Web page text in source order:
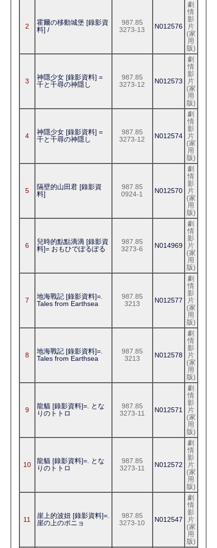
2
霍爾の移動城堡 [錄影資
料] /
987.85
3273-13
N012576
劇
情
影
片
(家
用
版)
3
神隱少女 [錄影資料] =
千と千尋の神隱し
987.85
3273-12
N012573
劇
情
影
片
(家
用
版)
4
神隱少女 [錄影資料] =
千と千尋の神隱し
987.85
3273-12
N012574
劇
情
影
片
(家
用
版)
5
隔壁的山田君 [錄影資
料]
987.85
0924-1
N012570
劇
情
影
片
(家
用
版)
6
兒時的點點滴滴 [錄影資
料]= おもひでぽるぽる
987.85
3273-6
N014969
劇
情
影
片
(家
用
版)
7
地海戰記 [錄影資料]=.
Tales from Earthsea
987.85
3213
N012577
劇
情
影
片
(家
用
版)
8
地海戰記 [錄影資料]=.
Tales from Earthsea
987.85
3213
N012578
劇
情
影
片
(家
用
版)
9
龍貓 [錄影資料]=. とな
りのトトロ
987.85
3273-11
N012571
劇
情
影
片
(家
用
版)
10
龍貓 [錄影資料]=. とな
りのトトロ
987.85
3273-11
N012572
劇
情
影
片
(家
用
版)
11
崖上的波妞 [錄影資料]=.
崖の上のポニョ
987.85
3273-10
N012547
劇
情
影
片
(家
用
版)